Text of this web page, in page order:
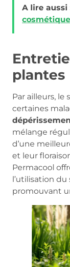
A lire aussi
plantes
Par ailleurs, le
certaines
mélange
d’une
et leur
Permacool
l’utilisation
promouvant